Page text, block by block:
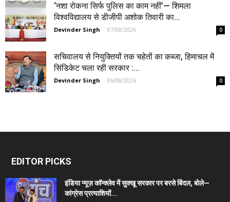
‘नशा रोकना सिर्फ पुलिस का काम नहीं’— शिमला
विश्वविद्यालय से डीजीपी अशोक तिवारी का...
Devinder Singh - 07/08/2026 0
सचिवालय से नियुक्तियों तक चहेतों का कब्जा, हिमाचल में
सिंडिकेट चला रही सरकार :...
Devinder Singh - 06/08/2026 0
EDITOR PICKS
इंडिया न्यूज़ कॉन्क्लेव में सुक्खू सरकार पर बरसे बिंदल, बोले—
कांग्रेस प्रत्याशियों...